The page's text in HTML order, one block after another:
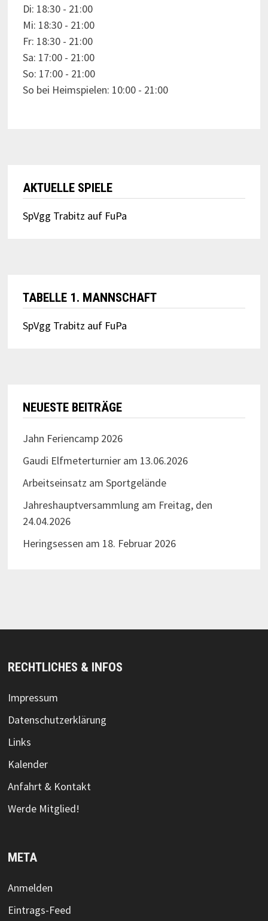
Di: 18:30 - 21:00
Mi: 18:30 - 21:00
Fr: 18:30 - 21:00
Sa: 17:00 - 21:00
So: 17:00 - 21:00
So bei Heimspielen: 10:00 - 21:00
AKTUELLE SPIELE
SpVgg Trabitz auf FuPa
TABELLE 1. MANNSCHAFT
SpVgg Trabitz auf FuPa
NEUESTE BEITRÄGE
Jahn Feriencamp 2026
Gaudi Elfmeterturnier am 13.06.2026
Arbeitseinsatz am Sportgelände
Jahreshauptversammlung am Freitag, den
24.04.2026
Heringsessen am 18. Februar 2026
RECHTLICHES & INFOS
Impressum
Datenschutzerklärung
Links
Kalender
Anfahrt & Kontakt
Werde Mitglied!
META
Anmelden
Eintrags-Feed